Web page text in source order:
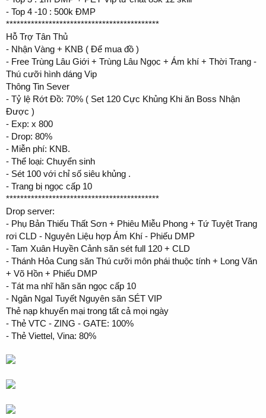
- Top 4 -10 : 500k ĐMP
*******************************************
Hỗ Trợ Tân Thủ
- Nhận Vàng + KNB ( Để mua đồ )
- Free Trùng Lâu Giới + Trùng Lâu Ngọc + Ám khí + Thời Trang -
Thú cưỡi hình dáng Vip
Thông Tin Sever
- Tỷ lệ Rớt Đồ: 70% ( Set 120 Cực Khủng Khi ăn Boss Nhận
Được )
- Exp: x 800
- Drop: 80%
- Miễn phí: KNB.
- Thể loại: Chuyển sinh
- Sét 100 với chỉ số siêu khủng .
- Trang bị ngọc cấp 10
*******************************************
Drop server:
- Phụ Bản Thiếu Thất Sơn + Phiêu Miễu Phong + Tứ Tuyệt Trang
rơi CLD - Nguyên Liệu hợp Ám Khí - Phiếu DMP
- Tam Xuân Huyền Cảnh săn sét full 120 + CLD
- Thánh Hỏa Cung săn Thú cưỡi môn phái thuộc tính + Long Văn
+ Võ Hồn + Phiếu DMP
- Tát ma nhĩ hãn săn ngọc cấp 10
- Ngân NgaI Tuyết Nguyên săn SÉT VIP
Thẻ nạp khuyến mại trong tất cả mọi ngày
- Thẻ VTC - ZING - GATE: 100%
- Thẻ Viettel, Vina: 80%